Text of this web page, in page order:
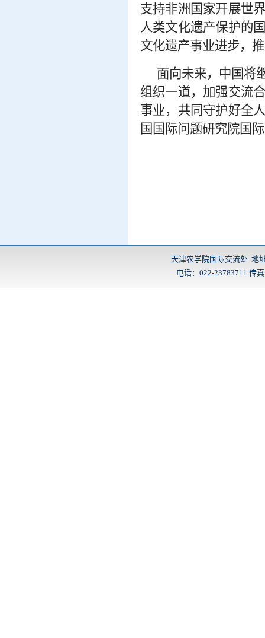
支持非洲国家开展世
人类文化遗产保护的
文化遗产事业进步，
面向未来，中国将
组织一道，加强交流
事业，共同守护好全
国国际问题研究院国
天津农学院国际交流处 地
电话：022-23783711 传